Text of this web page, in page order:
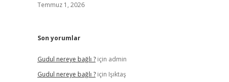
Temmuz 1, 2026
Son yorumlar
Gudul nereye bağlı ?için admin
Gudul nereye bağlı ?için Işıktaş